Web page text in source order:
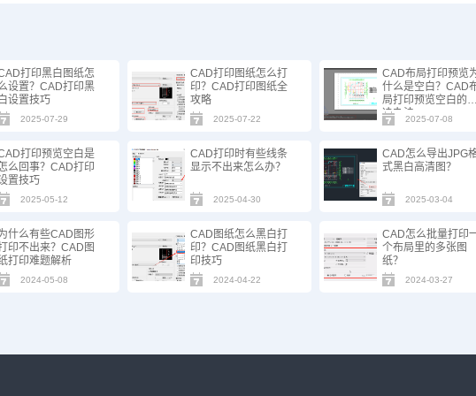
打印黑白图纸怎
设置？CAD打印黑
白设置技巧
2025-07-29
CAD打印图纸怎么打
印？CAD打印图纸全
攻略
2025-07-22
CAD布局打印预览
什么是空白？CAD
局打印预览空白的解
决办法2025-07-08
打印预览空白是
么回事？CAD打印
置技巧
2025-05-12
CAD打印时有些线条
显示不出来怎么办？
2025-04-30
CAD怎么导出JPG
式黑白高清图？
2025-03-04
什么有些CAD图形
印不出来？CAD图
打印难题解析
2024-05-08
CAD图纸怎么黑白打
印？CAD图纸黑白打
印技巧
2024-04-22
CAD怎么批量打印
个布局里的多张图
纸？
2024-03-27